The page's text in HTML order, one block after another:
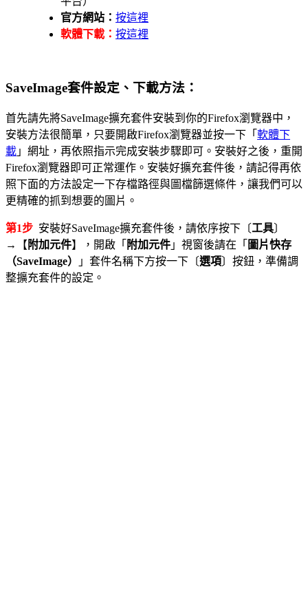
官方網站： 按這裡
軟體下載： 按這裡
SaveImage套件設定、下載方法：
首先請先將SaveImage擴充套件安裝到你的Firefox瀏覽器中，
安裝方法很簡單，只要開啟Firefox瀏覽器並按一下「 軟體下
載 」網址，再依照指示完成安裝步驟即可。安裝好之後，重開
Firefox瀏覽器即可正常運作。安裝好擴充套件後，請記得再依
照下面的方法設定一下存檔路徑與圖檔篩選條件，讓我們可以
更精確的抓到想要的圖片。
第1步 安裝好SaveImage擴充套件後，請依序按下〔工具〕
→【 附加元件】，開啟「 附加元件 」視窗後請在「 圖片快存
（SaveImage）
」套件名稱下方按一下〔選項〕按鈕，準備調
整擴充套件的設定。